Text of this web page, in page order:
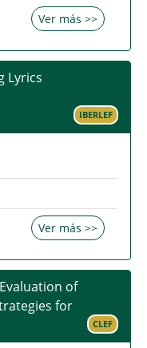
Ver más >>
Lyrics
IBERLEF
Ver más >>
of
for
CLEF